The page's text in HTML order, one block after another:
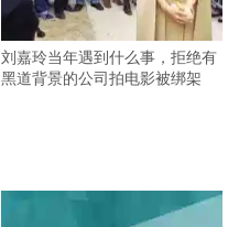
刘嘉玲当年遇到什么事，拒绝有
黑道背景的公司拍电影被绑架